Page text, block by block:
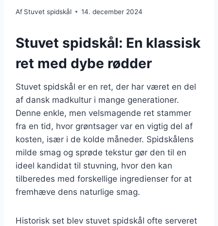
Af Stuvet spidskål 14. december 2024
Stuvet spidskål: En klassisk
ret med dybe rødder
Stuvet spidskål er en ret, der har været en del
af dansk madkultur i mange generationer.
Denne enkle, men velsmagende ret stammer
fra en tid, hvor grøntsager var en vigtig del af
kosten, især i de kolde måneder. Spidskålens
milde smag og sprøde tekstur gør den til en
ideel kandidat til stuvning, hvor den kan
tilberedes med forskellige ingredienser for at
fremhæve dens naturlige smag.
Historisk set blev stuvet spidskål ofte serveret